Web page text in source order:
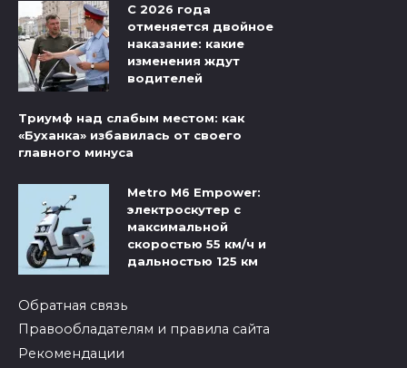
С 2026 года
отменяется двойное
наказание: какие
изменения ждут
водителей
Триумф над слабым местом: как
«Буханка» избавилась от своего
главного минуса
Metro M6 Empower:
электроскутер с
максимальной
скоростью 55 км/ч и
дальностью 125 км
Обратная связь
Правообладателям и правила сайта
Рекомендации